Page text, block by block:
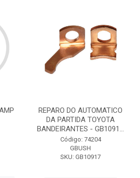
REPARO DO AUTOMATICO
DA PARTIDA TOYOTA
BANDEIRANTES - GB1091...
Código: 74204
GBUSH
SKU: GB10917